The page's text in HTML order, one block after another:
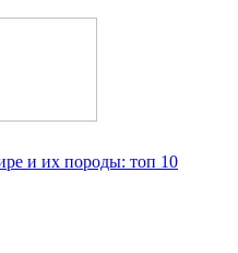
и их породы: топ 10